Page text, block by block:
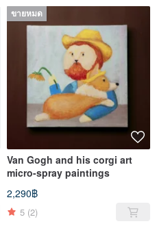
ขายหมด
Van Gogh and his corgi art
micro-spray paintings
2,290฿
5 (2)